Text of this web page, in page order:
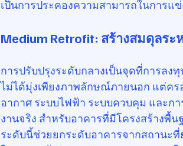
เป็นการประคองความสามารถในการแ
Medium Retrofit: สร้างสมดุลร
การปรับปรุงระดับกลางเป็นจุดที่การลง
ไม่ได้มุ่งเพียงภาพลักษณ์ภายนอก แต่คร
อากาศ ระบบไฟฟ้า ระบบควบคุม และก
งานจริง สำหรับอาคารที่มีโครงสร้างพื้น
ระดับนี้ช่วยยกระดับอาคารจากสถานะ